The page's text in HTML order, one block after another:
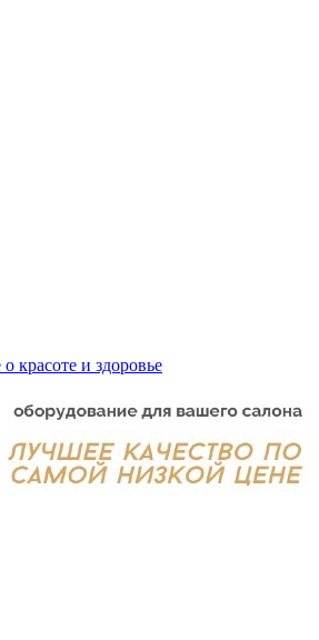
красоте и здоровье